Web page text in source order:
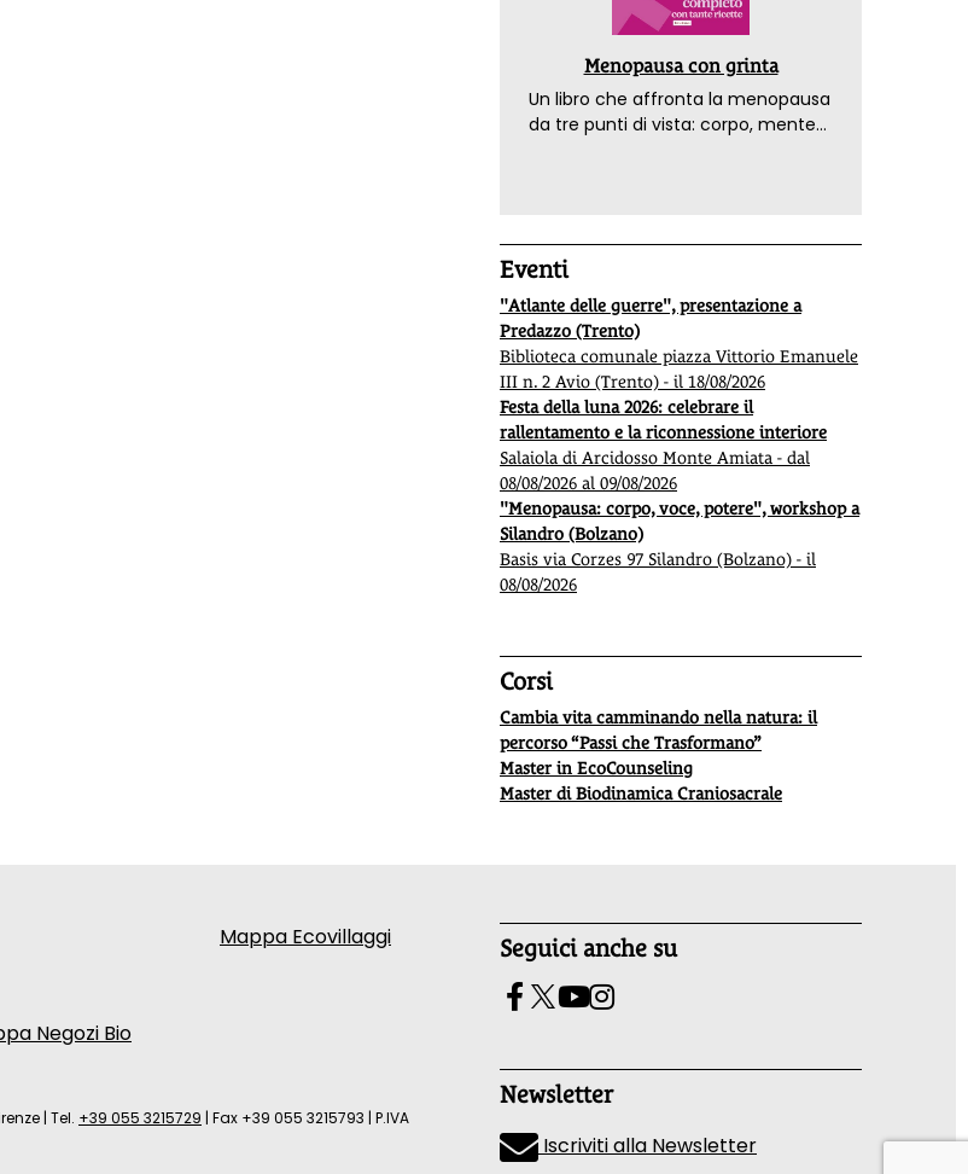
Menopausa con grinta
Un libro che affronta la menopausa
da tre punti di vista: corpo, mente
Eventi
"Atlante delle guerre", presentazione a
Predazzo (Trento)
Biblioteca comunale piazza Vittorio Emanuele
III n. 2 Avio (Trento) - il 18/08/2026
Festa della luna 2026: celebrare il
rallentamento e la riconnessione interiore
Salaiola di Arcidosso Monte Amiata - dal
08/08/2026 al 09/08/2026
"Menopausa: corpo, voce, potere", workshop a
Silandro (Bolzano)
Basis via Corzes 97 Silandro (Bolzano) - il
08/08/2026
Corsi
Cambia vita camminando nella natura: il
percorso “Passi che Trasformano”
Master in EcoCounseling
Master di Biodinamica Craniosacrale
Negozi Bio
Mappa Ecovillaggi Seguici anche su
Newsletter
Iscriviti alla Newsletter
| Tel. +39 055 3215729 | Fax +39 055 3215793 | P.IVA